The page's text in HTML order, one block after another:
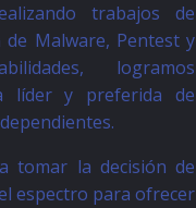
trabajos de
de Malware, Pentest y
logramos
líder y preferida de
tomar la decisión de
espectro para ofrecer